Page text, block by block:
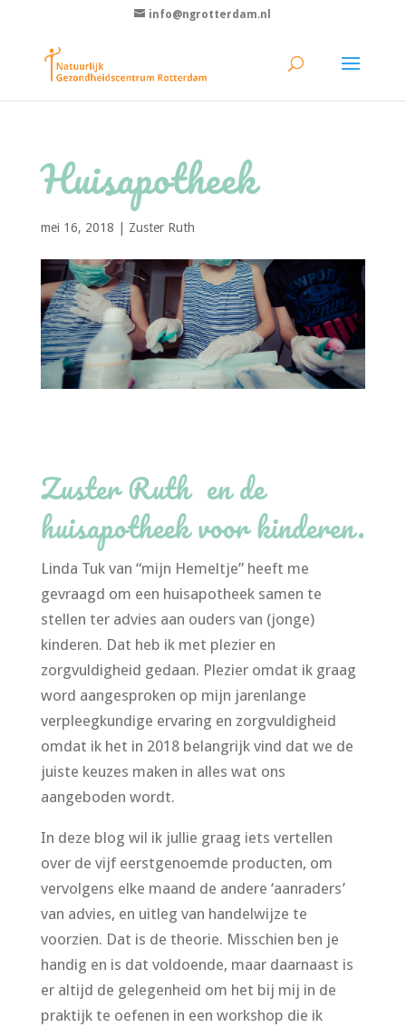
info@ngrotterdam.nl
Huisapotheek
mei 16, 2018 Zuster Ruth
Zuster Ruth en de
huisapotheek voor kinderen.
Linda Tuk van “mijn Hemeltje” heeft me
gevraagd om een huisapotheek samen te
stellen ter advies aan ouders van (jonge)
kinderen. Dat heb ik met plezier en
zorgvuldigheid gedaan. Plezier omdat ik graag
word aangesproken op mijn jarenlange
verpleegkundige ervaring en zorgvuldigheid
omdat ik het in 2018 belangrijk vind dat we de
juiste keuzes maken in alles wat ons
aangeboden wordt.
In deze blog wil ik jullie graag iets vertellen
over de vijf eerstgenoemde producten, om
vervolgens elke maand de andere ‘aanraders’
van advies, en uitleg van handelwijze te
voorzien. Dat is de theorie. Misschien ben je
handig en is dat voldoende, maar daarnaast is
er altijd de gelegenheid om het bij mij in de
praktijk te oefenen in een workshop die ik